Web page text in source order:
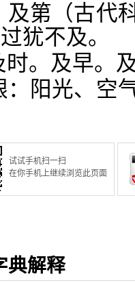
第（古代
犹不及。
。及早。
阳光、空
试试手机扫一扫
在你手机上继续浏览此页面
典解释